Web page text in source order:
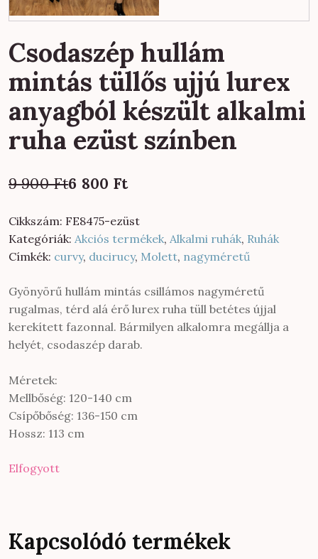
Csodaszép hullám
mintás tüllős ujjú lurex
anyagból készült alkalmi
ruha ezüst színben
9 900Ft
Original
was:
9
900 Ft.
6 800 Ft
Current
is:
6
800 Ft.
Cikkszám: FE8475-ezüst
Kategóriák: Akciós termékek, Alkalmi ruhák, Ruhák
Címkék: curvy, ducirucy, Molett, nagyméretű
Gyönyörű hullám mintás csillámos nagyméretű
rugalmas, térd alá érő lurex ruha tüll betétes újjal
kerekített fazonnal. Bármilyen alkalomra megállja a
helyét, csodaszép darab.
Méretek:
Mellbőség: 120-140 cm
Csípőbőség: 136-150 cm
Hossz: 113 cm
Elfogyott
Kapcsolódó termékek